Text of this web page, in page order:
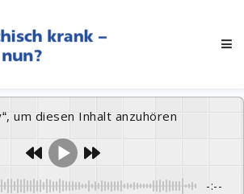
um diesen Inhalt anzuhören
-:--